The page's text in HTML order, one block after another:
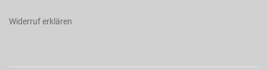
Widerruf erklären